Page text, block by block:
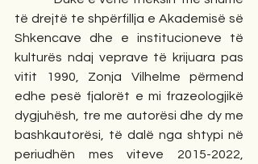
të drejtë te shpërfillja e Akademisë së
Shkencave dhe e institucioneve të
kulturës ndaj veprave të krijuara pas
vitit 1990, Zonja Vilhelme përmend
edhe pesë fjalorët e mi frazeologjikë
dygjuhësh, tre me autorësi dhe dy me
bashkautorësi, të dalë nga shtypi në
periudhën mes viteve 2015-2022,